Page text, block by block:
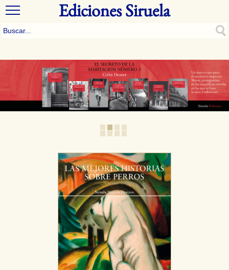
Ediciones Siruela
1 2 3 4